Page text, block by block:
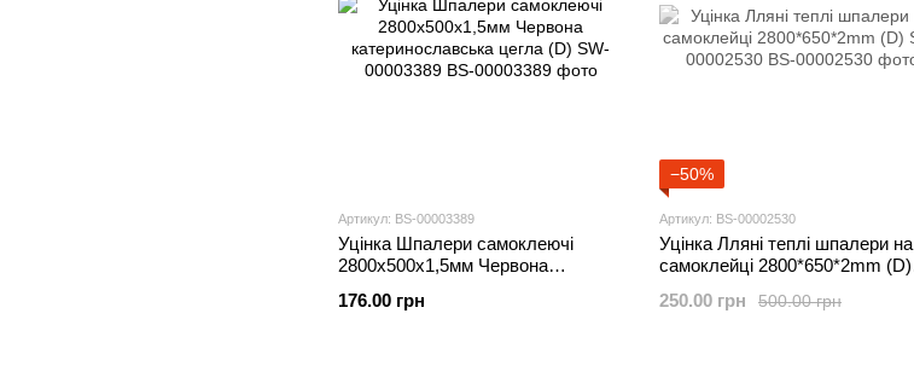
Артикул: BS-00003389
Уцінка Шпалери самоклеючі
2800х500х1,5мм Червона
00003389
176.00 грн
−50%
Артикул: BS-00002530
Уцінка Лляні теплі шпалери на
самоклейці 2800*650*2mm (D)
500.00 грн
250.00 грн